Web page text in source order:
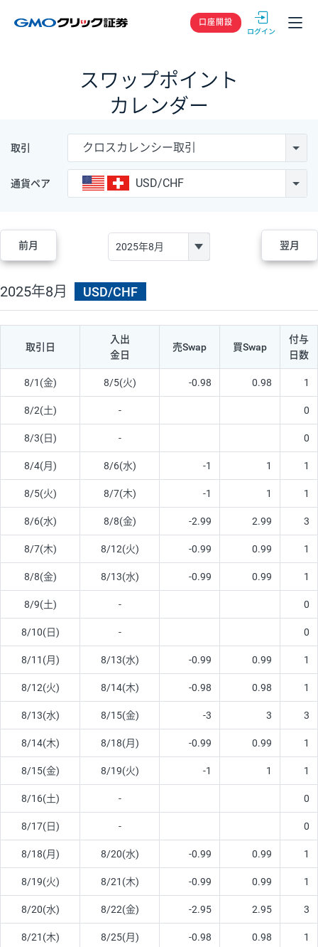
GMOクリック
口座開設
スワップポイント
カレンダー
取引 クロスカレンシー取引
通貨ペア USD/CHF
前月 翌月
2025年8月 USD/CHF
取引日
入出
金日
売Swap 買Swap
付与
日数
8/1(金) 8/5(火) -0.98 0.98 1
8/2(土) - 0
8/3(日) - 0
8/4(月) 8/6(水) -1 1 1
8/5(火) 8/7(木) -1 1 1
8/6(水) 8/8(金) -2.99 2.99 3
8/7(木) 8/12(火) -0.99 0.99 1
8/8(金) 8/13(水) -0.99 0.99 1
8/9(土) - 0
8/10(日) - 0
8/11(月) 8/13(水) -0.99 0.99 1
8/12(火) 8/14(木) -0.98 0.98 1
8/13(水) 8/15(金) -3 3 3
8/14(木) 8/18(月) -0.99 0.99 1
8/15(金) 8/19(火) -1 1 1
8/16(土) - 0
8/17(日) - 0
8/18(月) 8/20(水) -0.99 0.99 1
8/19(火) 8/21(木) -0.99 0.99 1
8/20(水) 8/22(金) -2.95 2.95 3
8/21(木) 8/25(月) -0.98 0.98 1